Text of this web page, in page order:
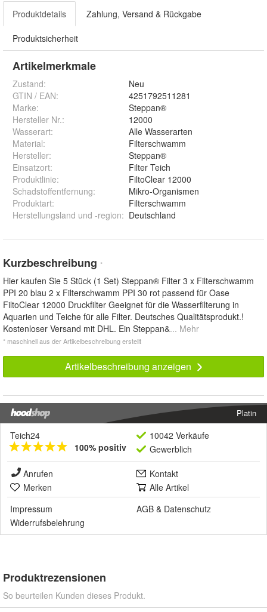
Produktdetails Zahlung, Versand & Rückgabe
Produktsicherheit
Artikelmerkmale
Zustand:
Neu
GTIN / EAN:
4251792511281
Marke:
Steppan®
Hersteller Nr.:
12000
Wasserart:
Alle Wasserarten
Material:
Filterschwamm
Hersteller:
Steppan®
Einsatzort:
Filter Teich
Produktlinie:
FiltoClear 12000
Schadstoffentfernung:
Mikro-Organismen
Produktart:
Filterschwamm
Herstellungsland und -region: Deutschland
Kurzbeschreibung *
Hier kaufen Sie 5 Stück (1 Set) Steppan® Filter 3 x Filterschwamm
PPI 20 blau 2 x Filterschwamm PPI 30 rot passend für Oase
FiltoClear 12000 Druckfilter Geeignet für die Wasserfilterung in
Aquarien und Teiche für alle Filter. Deutsches Qualitätsprodukt.!
Kostenloser Versand mit DHL. Ein Steppan&... Mehr
* maschinell aus der Artikelbeschreibung erstellt
Artikelbeschreibung anzeigen
Platin
Teich24
100% positiv
10042 Verkäufe
Gewerblich
Anrufen
Kontakt
Merken
Alle Artikel
Impressum
AGB & Datenschutz
Widerrufsbelehrung
Produktrezensionen
So beurteilen Kunden dieses Produkt.